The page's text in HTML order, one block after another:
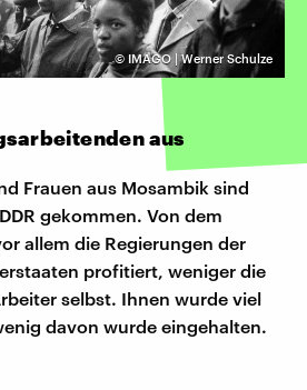
© IMAGO | Werner Schulze
aus
Frauen aus Mosambik sind
gekommen. Von dem
allem die Regierungen der
profitiert, weniger die
selbst. Ihnen wurde viel
davon wurde eingehalten.